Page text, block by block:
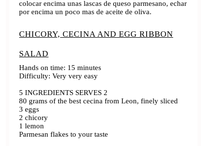
colocar encima unas lascas de queso parmesano, echar
por encima un poco mas de aceite de oliva.
CHICORY, CECINA AND EGG RIBBON
SALAD
Hands on time: 15 minutes
Difficulty: Very very easy
5 INGREDIENTS SERVES 2
80 grams of the best cecina from Leon, finely sliced
3 eggs
2 chicory
1 lemon
Parmesan flakes to your taste